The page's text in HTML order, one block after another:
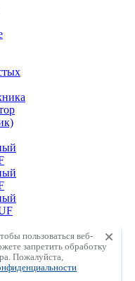
пользоваться веб-
запретить обработку
Пожалуйста,